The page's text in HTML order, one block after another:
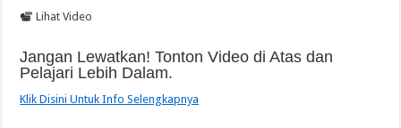
Lihat Video
Jangan Lewatkan! Tonton Video di Atas dan
Pelajari Lebih Dalam.
Klik Disini Untuk Info Selengkapnya